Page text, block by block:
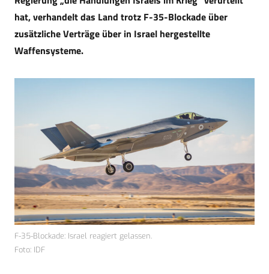
hat, verhandelt das Land trotz F-35-Blockade über
zusätzliche Verträge über in Israel hergestellte
Waffensysteme.
F-35-Blockade: Israel reagiert gelassen.
Foto: IDF